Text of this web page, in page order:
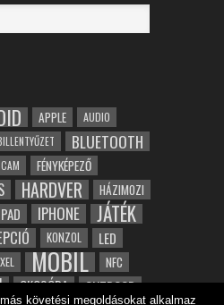
APPLE AUDIO
BLUETOOTH
FÉNYKÉPEZŐ
HARDVER HÁZIMOZI
IPHONE JÁTÉK
KONZOL LED
MOBIL NFC
OKOSÓRA OUTDOOR
követési megoldásokat alkalmaz